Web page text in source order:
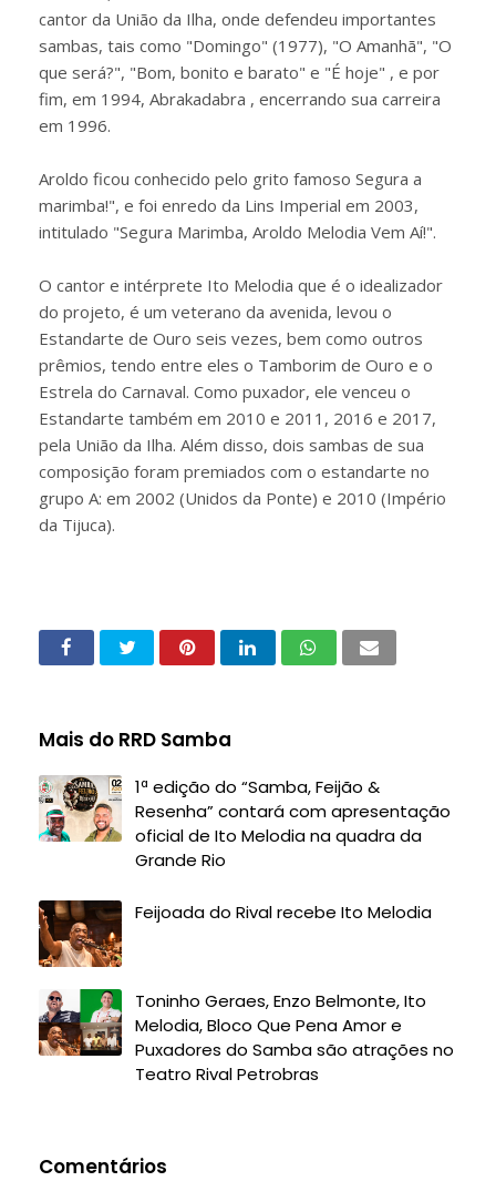
cantor da União da Ilha, onde defendeu importantes
sambas, tais como "Domingo" (1977), "O Amanhã", "O
que será?", "Bom, bonito e barato" e "É hoje" , e por
fim, em 1994, Abrakadabra , encerrando sua carreira
em 1996.
Aroldo ficou conhecido pelo grito famoso Segura a
marimba!", e foi enredo da Lins Imperial em 2003,
intitulado "Segura Marimba, Aroldo Melodia Vem Aí!".
O cantor e intérprete Ito Melodia que é o idealizador
do projeto, é um veterano da avenida, levou o
Estandarte de Ouro seis vezes, bem como outros
prêmios, tendo entre eles o Tamborim de Ouro e o
Estrela do Carnaval. Como puxador, ele venceu o
Estandarte também em 2010 e 2011, 2016 e 2017,
pela União da Ilha. Além disso, dois sambas de sua
composição foram premiados com o estandarte no
grupo A: em 2002 (Unidos da Ponte) e 2010 (Império
da Tijuca).
Mais do RRD Samba
1ª edição do “Samba, Feijão &
Resenha” contará com apresentação
oficial de Ito Melodia na quadra da
Grande Rio
Feijoada do Rival recebe Ito Melodia
Toninho Geraes, Enzo Belmonte, Ito
Melodia, Bloco Que Pena Amor e
Puxadores do Samba são atrações no
Teatro Rival Petrobras
Comentários